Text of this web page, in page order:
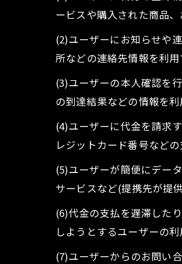
ービスや購入された商品
(2)ユーザーにお知らせや
所などの連絡先情報を利
(3)ユーザーの本人確認を
の到達結果などの情報を
(4)ユーザーに代金を請求
レジットカード番号など
(5)ユーザーが簡便にデー
サービスなど(提携先が提
(6)代金の支払を遅滞した
しようとするユーザーの
(7)ユーザーからのお問い